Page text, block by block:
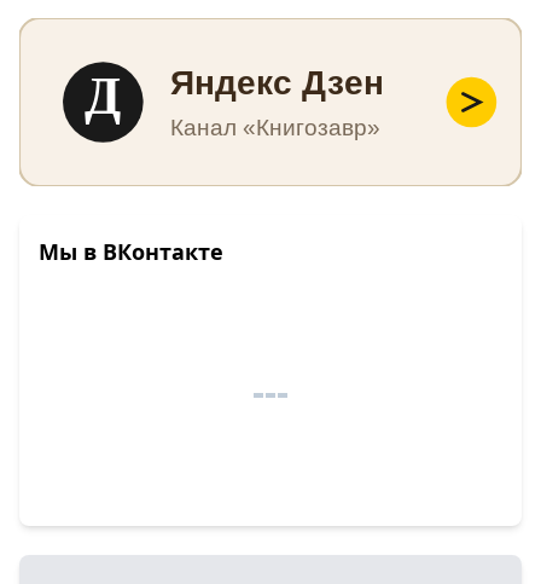
Д Яндекс Дзен
Канал «Книгозавр»
Мы в ВКонтакте